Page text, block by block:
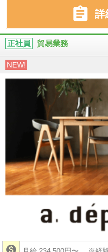
 詳
正社員 貿易業務
NEW!
